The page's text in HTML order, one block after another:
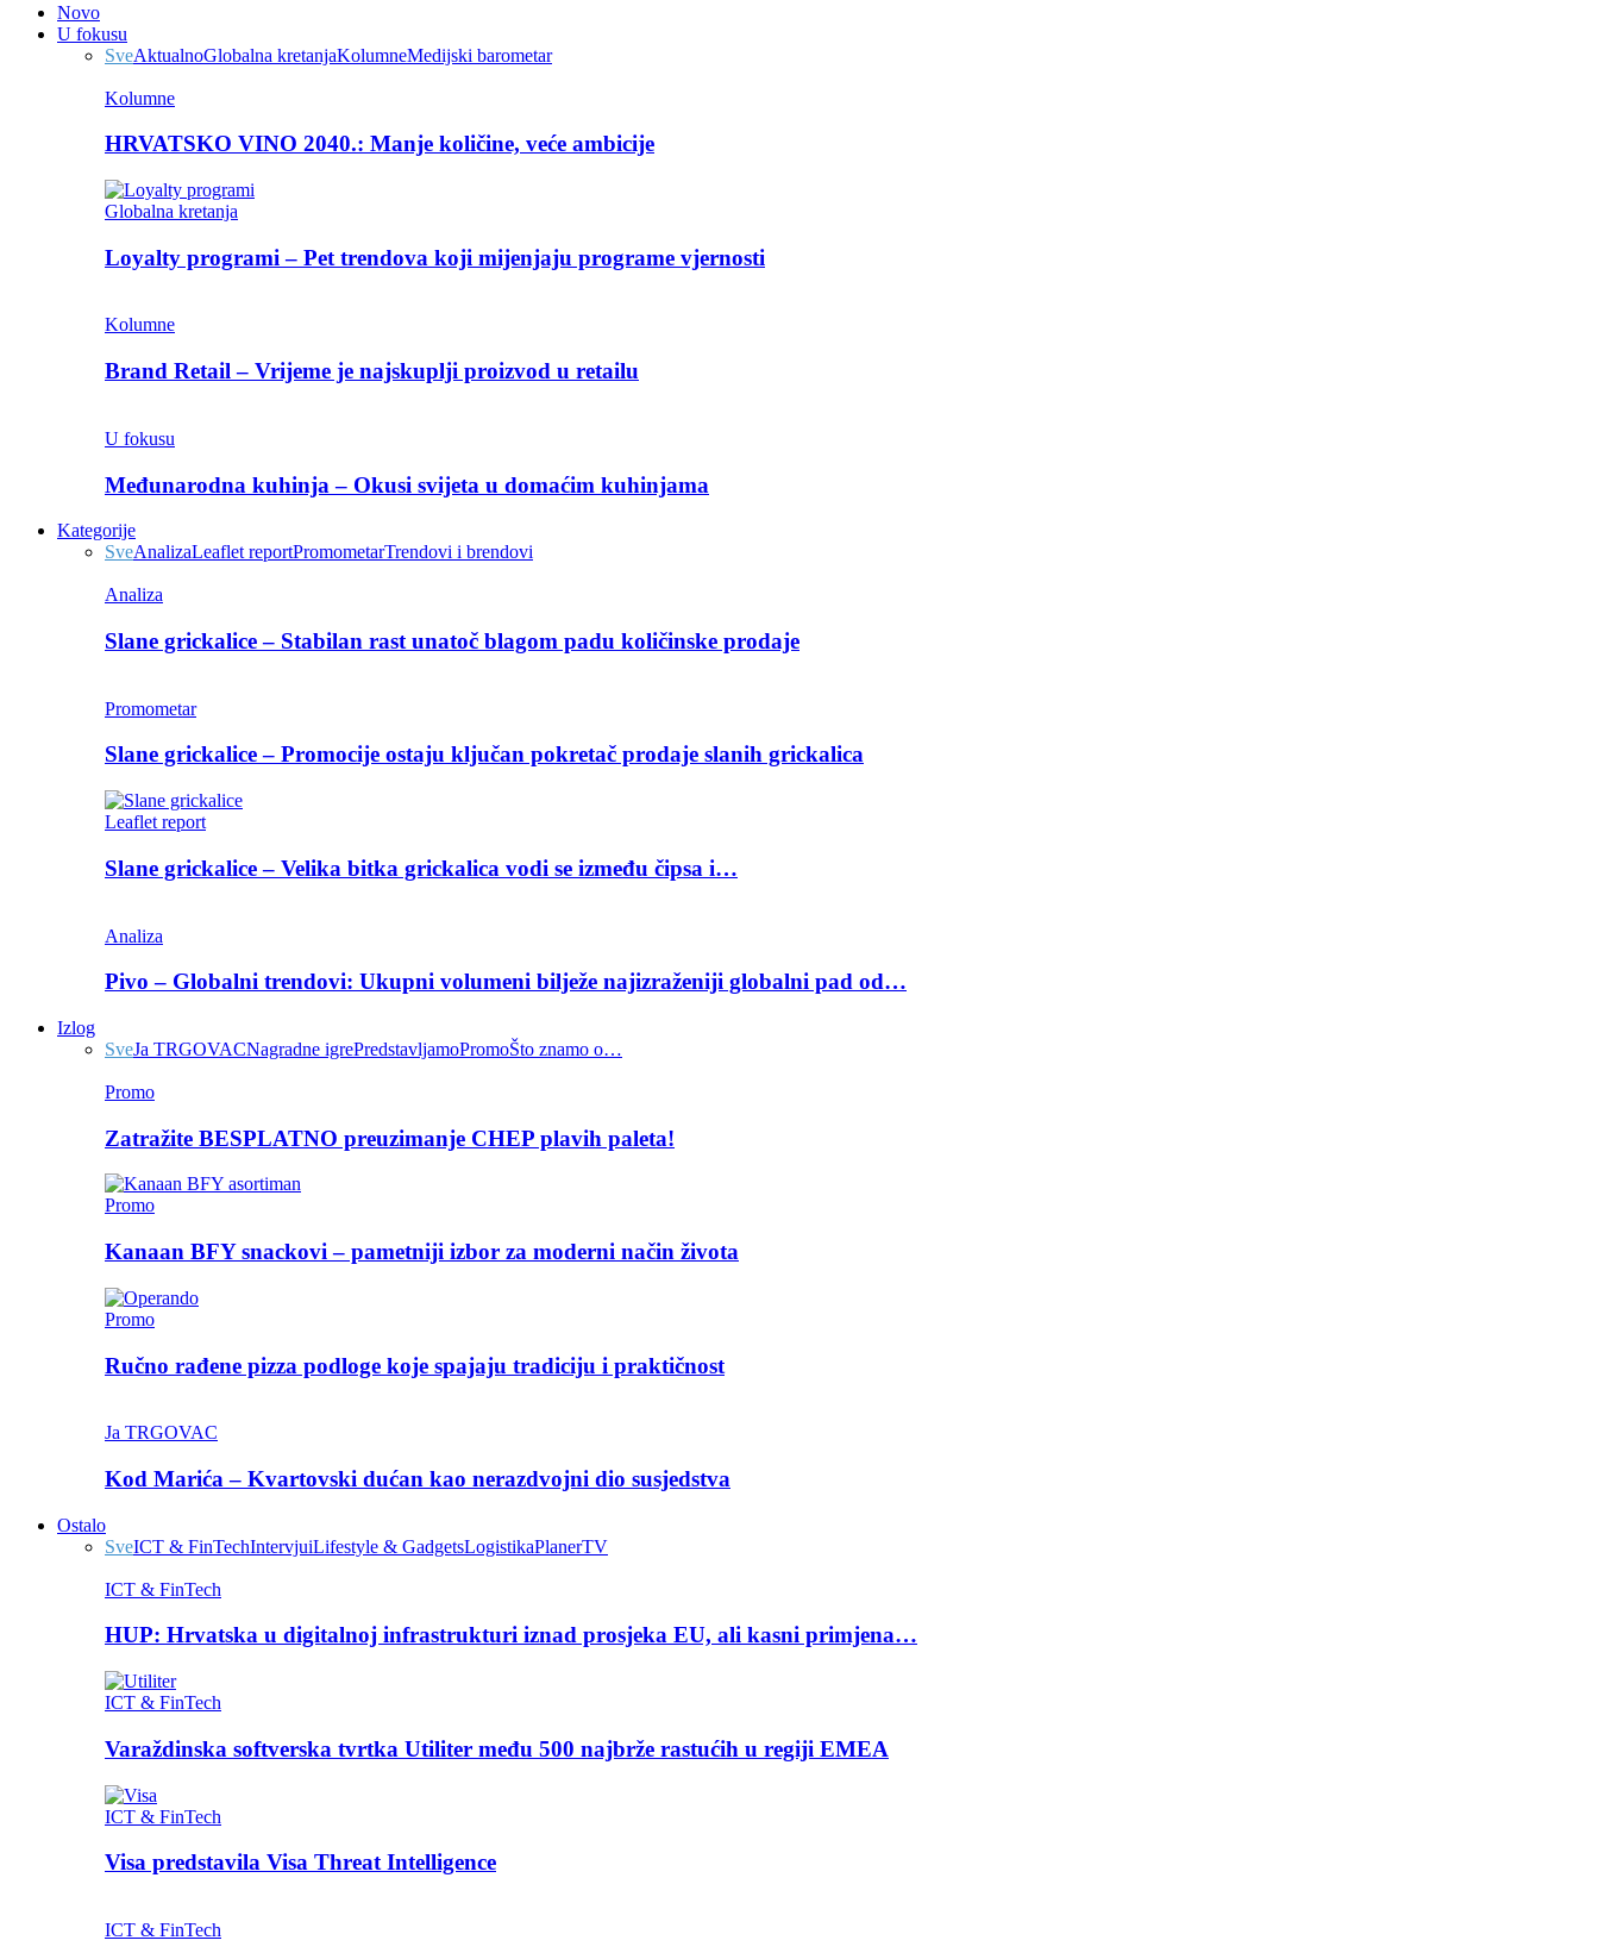
Novo
U fokusu
SveAktualnoGlobalna kretanjaKolumneMedijski barometar
Kolumne
HRVATSKO VINO 2040.: Manje količine, veće ambicije
Globalna kretanja
Loyalty programi – Pet trendova koji mijenjaju programe vjernosti
Kolumne
Brand Retail – Vrijeme je najskuplji proizvod u retailu
U fokusu
Međunarodna kuhinja – Okusi svijeta u domaćim kuhinjama
Kategorije
SveAnalizaLeaflet reportPromometarTrendovi i brendovi
Analiza
Slane grickalice – Stabilan rast unatoč blagom padu količinske prodaje
Promometar
Slane grickalice – Promocije ostaju ključan pokretač prodaje slanih grickalica
Leaflet report
Slane grickalice – Velika bitka grickalica vodi se između čipsa i…
Analiza
Pivo – Globalni trendovi: Ukupni volumeni bilježe najizraženiji globalni pad od…
Izlog
SveJa TRGOVACNagradne igrePredstavljamoPromoŠto znamo o…
Promo
Zatražite BESPLATNO preuzimanje CHEP plavih paleta!
Promo
Kanaan BFY snackovi – pametniji izbor za moderni način života
Promo
Ručno rađene pizza podloge koje spajaju tradiciju i praktičnost
Ja TRGOVAC
Kod Marića – Kvartovski dućan kao nerazdvojni dio susjedstva
Ostalo
SveICT & FinTechIntervjuiLifestyle & GadgetsLogistikaPlanerTV
ICT & FinTech
HUP: Hrvatska u digitalnoj infrastrukturi iznad prosjeka EU, ali kasni primjena…
ICT & FinTech
Varaždinska softverska tvrtka Utiliter među 500 najbrže rastućih u regiji EMEA
ICT & FinTech
Visa predstavila Visa Threat Intelligence
ICT & FinTech